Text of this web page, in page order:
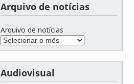
Arquivo de notícias
Arquivo de notícias
Audiovisual